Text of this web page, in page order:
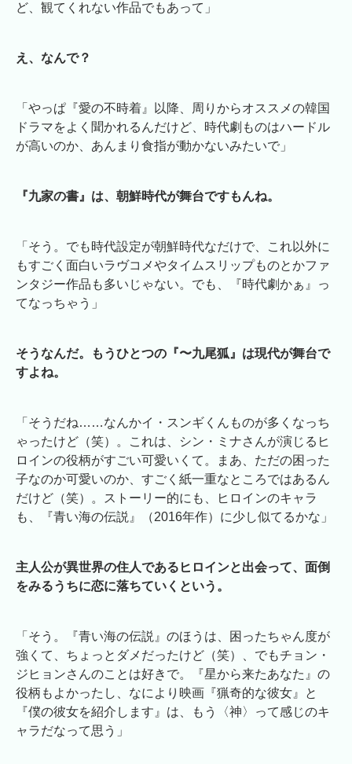
ど、観てくれない作品でもあって」
え、なんで？
「やっぱ『愛の不時着』以降、周りからオススメの韓国
ドラマをよく聞かれるんだけど、時代劇ものはハードル
が高いのか、あんまり食指が動かないみたいで」
『九家の書』は、朝鮮時代が舞台ですもんね。
「そう。でも時代設定が朝鮮時代なだけで、これ以外に
もすごく面白いラヴコメやタイムスリップものとかファ
ンタジー作品も多いじゃない。でも、『時代劇かぁ』っ
てなっちゃう」
そうなんだ。もうひとつの『〜九尾狐』は現代が舞台で
すよね。
「そうだね……なんかイ・スンギくんものが多くなっち
ゃったけど（笑）。これは、シン・ミナさんが演じるヒ
ロインの役柄がすごい可愛いくて。まあ、ただの困った
子なのか可愛いのか、すごく紙一重なところではあるん
だけど（笑）。ストーリー的にも、ヒロインのキャラ
も、『青い海の伝説』（2016年作）に少し似てるかな」
主人公が異世界の住人であるヒロインと出会って、面倒
をみるうちに恋に落ちていくという。
「そう。『青い海の伝説』のほうは、困ったちゃん度が
強くて、ちょっとダメだったけど（笑）、でもチョン・
ジヒョンさんのことは好きで。『星から来たあなた』の
役柄もよかったし、なにより映画『猟奇的な彼女』と
『僕の彼女を紹介します』は、もう〈神〉って感じのキ
ャラだなって思う」